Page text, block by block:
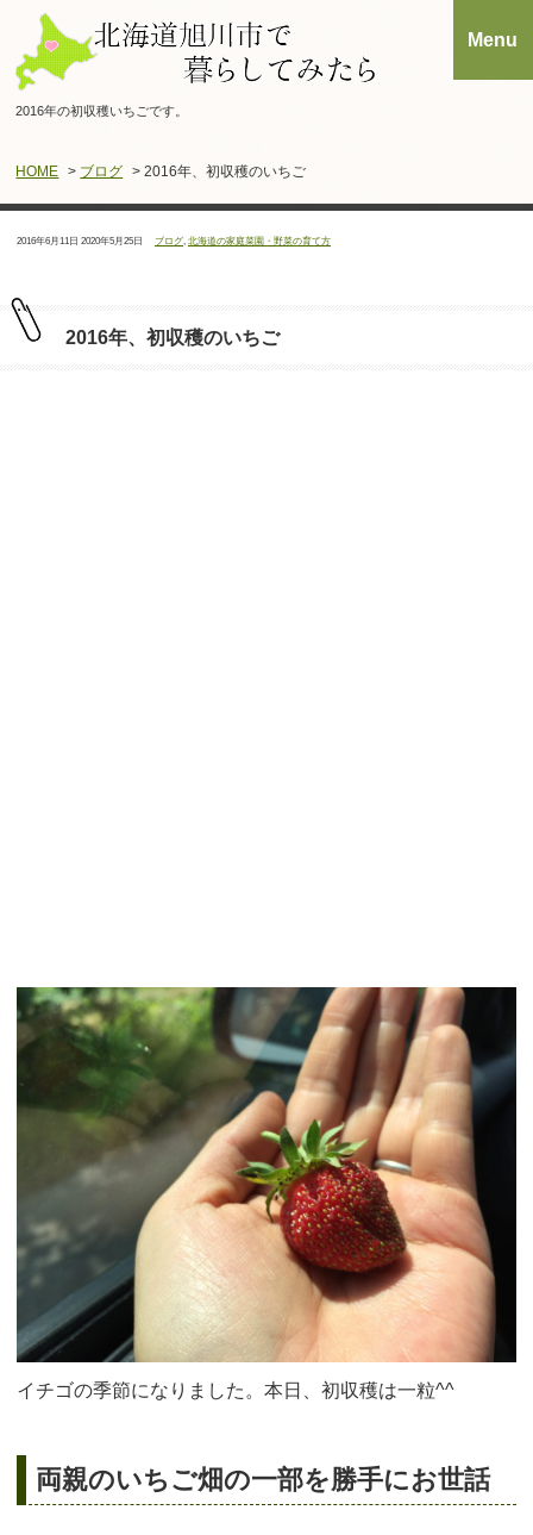
2016年の初収穫いちごです。
HOME > ブログ > 2016年、初収穫のいちご
投
2016年6月11日 最
2020年5月25日
カ
テ
ブログ, 北海道の家庭菜園・野菜の育て方
2016年、初収穫のいちご
イチゴの季節になりました。本日、初収穫は一粒^^
両親のいちご畑の一部を勝手にお世話